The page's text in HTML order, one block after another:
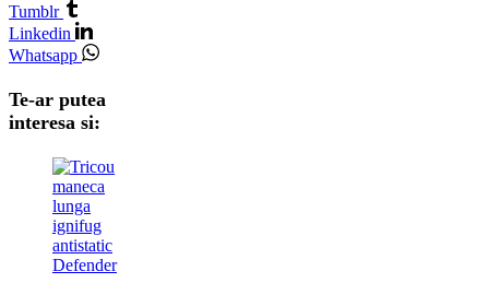
Tumblr
Linkedin
Whatsapp
Te-ar putea
interesa si: